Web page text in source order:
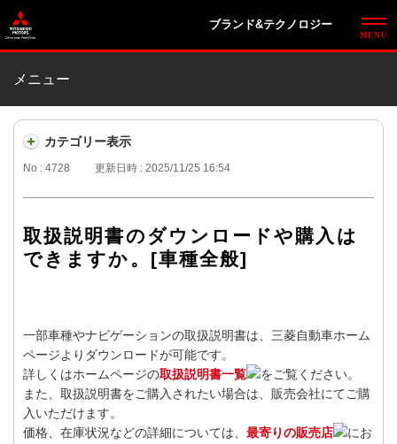
ブランド&テクノロジー
メニュー
カテゴリー表示
No : 4728 更新日時 : 2025/11/25 16:54
取扱説明書のダウンロードや購入は
できますか。[車種全般]
一部車種やナビゲーションの取扱説明書は、三菱自動車ホーム
ページよりダウンロードが可能です。
詳しくはホームページの取扱説明書一覧
をご覧ください。
また、取扱説明書をご購入されたい場合は、販売会社にてご購
入いただけます。
価格、在庫状況などの詳細については、 最寄りの販売店
にお